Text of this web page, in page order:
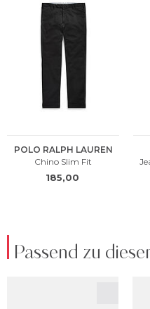
Passend zu